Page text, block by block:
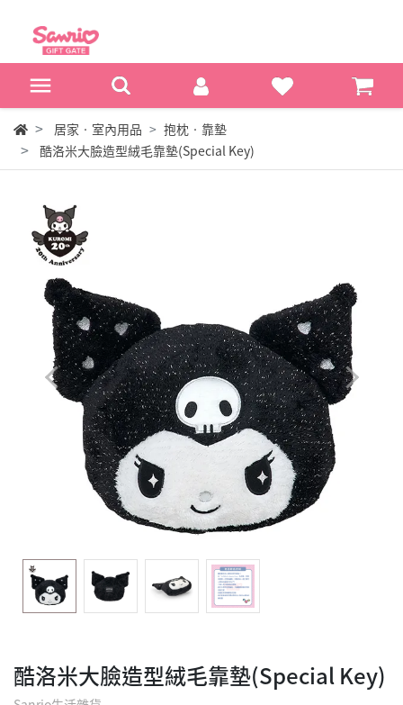
居家‧室內用品
抱枕‧靠墊
酷洛米大臉造型絨毛靠墊(Special Key)
酷洛米大臉造型絨毛靠墊(Special Key)